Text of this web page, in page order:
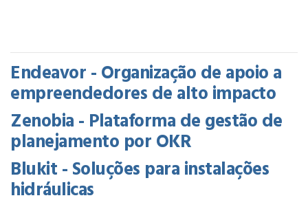
Endeavor - Organização de apoio a
empreendedores de alto impacto
Zenobia - Plataforma de gestão de
planejamento por OKR
Blukit - Soluções para instalações
hidráulicas